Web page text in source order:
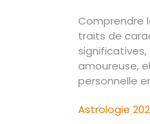
Comprendre
traits de
amoureuse,
personnelle
Astrologie